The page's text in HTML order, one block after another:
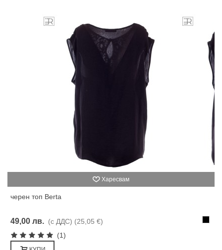
Харесвам
черен топ Berta
49,00 лв. (с ДДС) (25,05 €)
(1)